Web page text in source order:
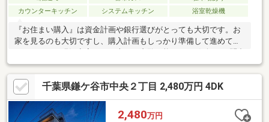
カウンターキッチン
システムキッチン 浴室乾燥機
『お住まい購入』は資金計画や銀行選びがとっても大切です。お
家を見るのも大切ですし、購入計画もしっかり準備して進めてい
せ下さい！
千葉県鎌ケ谷市中央２丁目 2,480万円 4DK
2,480万円